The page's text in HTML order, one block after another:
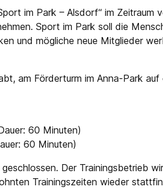
im Park – Alsdorf“ im Zeitraum
Sport im Park soll die
und mögliche neue Mitglieder
am Förderturm im Anna-Park
60 Minuten)
60 Minuten)
Der Trainingsbetrieb
Trainingszeiten wieder